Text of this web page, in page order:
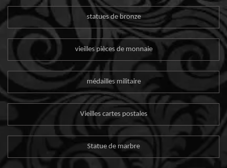
statues de bronze
vieilles pièces de monnaie
médailles militaire
Vieilles cartes postales
Statue de marbre